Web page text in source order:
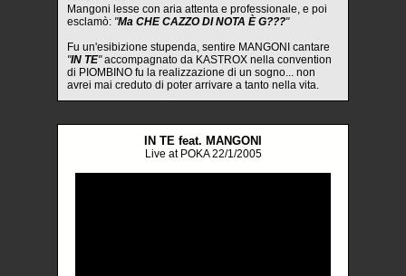
Mangoni lesse con aria attenta e professionale, e poi
esclamò: "Ma CHE CAZZO DI NOTA È G???"
Fu un'esibizione stupenda, sentire MANGONI cantare
"IN TE"accompagnato da KASTROX nella convention
di PIOMBINO fu la realizzazione di un sogno... non
avrei mai creduto di poter arrivare a tanto nella vita.
IN TE feat. MANGONI
Live at POKA 22/1/2005